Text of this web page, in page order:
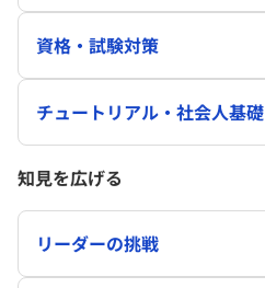
資格・試験対策
チュートリアル・社会人基礎
知見を広げる
リーダーの挑戦